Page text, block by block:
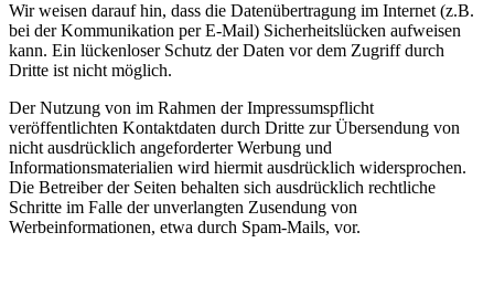
Wir weisen darauf hin, dass die Datenübertragung im Internet (z.B.
bei der Kommunikation per E-Mail) Sicherheitslücken aufweisen
kann. Ein lückenloser Schutz der Daten vor dem Zugriff durch
Dritte ist nicht möglich.
Der Nutzung von im Rahmen der Impressumspflicht
veröffentlichten Kontaktdaten durch Dritte zur Übersendung von
nicht ausdrücklich angeforderter Werbung und
Informationsmaterialien wird hiermit ausdrücklich widersprochen.
Die Betreiber der Seiten behalten sich ausdrücklich rechtliche
Schritte im Falle der unverlangten Zusendung von
Werbeinformationen, etwa durch Spam-Mails, vor.